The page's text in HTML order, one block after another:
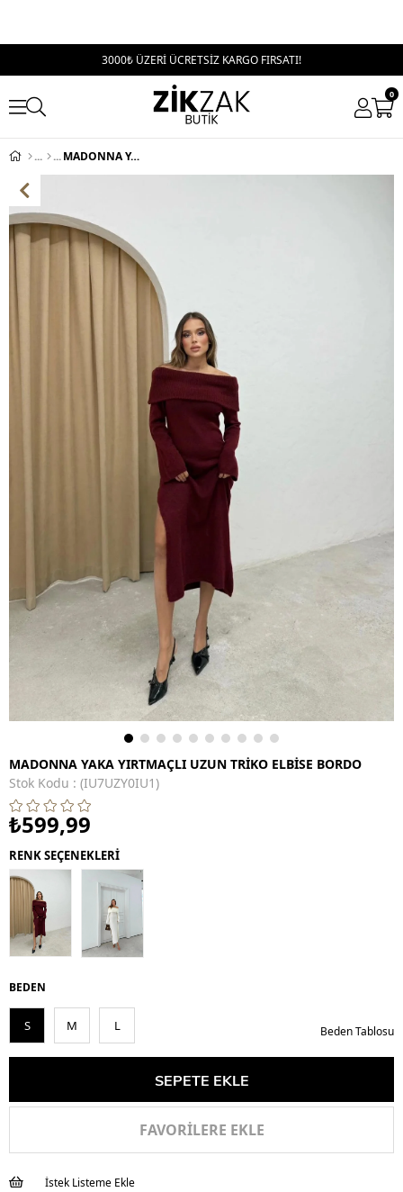
3000₺ ÜZERİ ÜCRETSİZ KARGO FIRSATI!
0
MADONNA YAKA YIRTMAÇLI UZUN TRİKO ELBİSE BORDO
MADONNA YAKA YIRTMAÇLI UZUN TRİKO ELBİSE BORDO
Stok Kodu
(IU7UZY0IU1)
₺599,99
RENK SEÇENEKLERİ
BEDEN
S M L Beden Tablosu
FAVORILERE EKLE
İstek Listeme Ekle